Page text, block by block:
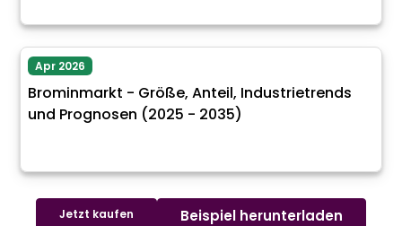
Apr 2026
Brominmarkt - Größe, Anteil, Industrietrends
und Prognosen (2025 - 2035)
Jetzt kaufen Beispiel herunterladen